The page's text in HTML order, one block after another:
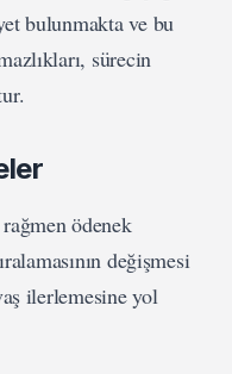
bulunmakta ve bu
sürecin
rağmen ödenek
değişmesi
ilerlemesine yol